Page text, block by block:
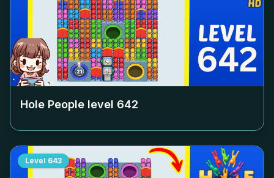
Hole People level 642
Level 643